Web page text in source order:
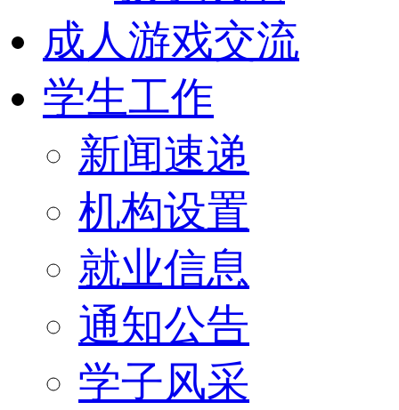
成人游戏交流
学生工作
新闻速递
机构设置
就业信息
通知公告
学子风采